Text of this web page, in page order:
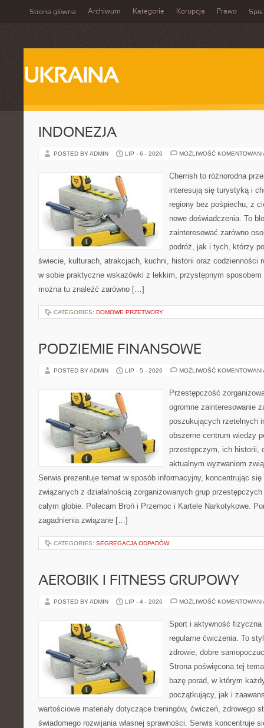
Strona główna Archiwum Kategorie Korupcja Prawo Spis
UKRAINA
INDONEZJA
POSTED BY ADMIN LIP - 6 - 2026 MOŻLIWOŚĆ
Cherrish to różnorodna
interesują się turystyką i
regiony bez pośpiechu, z
nowe doświadczenia. To
zainteresować zarówno
podróż, jak i tych, którzy
świecie, kulturach, atrakcjach, kuchni, historii oraz codzienności
w sobie praktyczne wskazówki z lekkim, przystępnym
można tu znaleźć zarówno […]
CATEGORIES: DOMOWE PRZETWORY
PODZIEMIE FINANSOWE
POSTED BY ADMIN LIP - 5 - 2026 MOŻLIWOŚĆ
Przestępczość
ogromne zainteresowanie
poszukujących rzetelnych
obszerne centrum wiedzy
przestępczym, ich historii,
aktualnym wyzwaniom
Serwis prezentuje temat w sposób informacyjny, koncentrując
związanych z działalnością zorganizowanych grup
całym globie. Polecam Broń i Przemoc i Kartele Narkotykowe.
zagadnienia związane […]
CATEGORIES: SEGREGACJA ODPADÓW
AEROBIK I FITNESS GRUPOWY
POSTED BY ADMIN LIP - 4 - 2026 MOŻLIWOŚĆ
Sport i aktywność
regularne ćwiczenia. To
zdrowie, dobre
Strona poświęcona tej
bazę porad, w którym
początkujący, jak i
wartościowe materiały dotyczące treningów, ćwiczeń, zdrowego
świadomego rozwijania własnej sprawności. Serwis koncentruje